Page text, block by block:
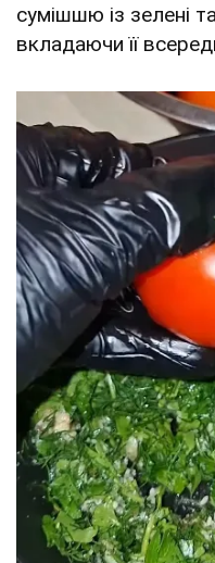
сумішшю із зелені
вкладаючи її